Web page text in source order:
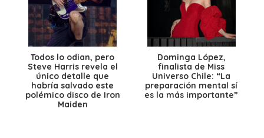
Todos lo odian, pero
Steve Harris revela el
único detalle que
habría salvado este
polémico disco de Iron
Maiden
Dominga López,
finalista de Miss
Universo Chile: “La
preparación mental sí
es la más importante”